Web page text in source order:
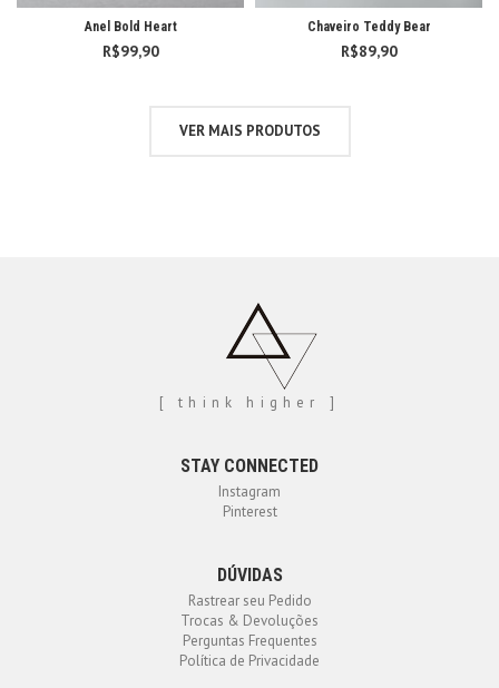
Anel Bold Heart
R$99,90
Chaveiro Teddy Bear
R$89,90
VER MAIS PRODUTOS
[ think higher ]
STAY CONNECTED
Instagram
Pinterest
DÚVIDAS
Rastrear seu Pedido
Trocas & Devoluções
Perguntas Frequentes
Política de Privacidade